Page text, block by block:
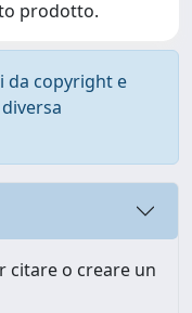
prodotto.
da copyright e
citare o creare un